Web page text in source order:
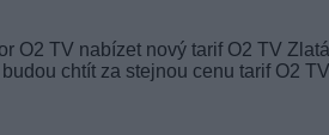
O2 TV nabízet nový tarif O2 TV
chtít za stejnou cenu tarif O2